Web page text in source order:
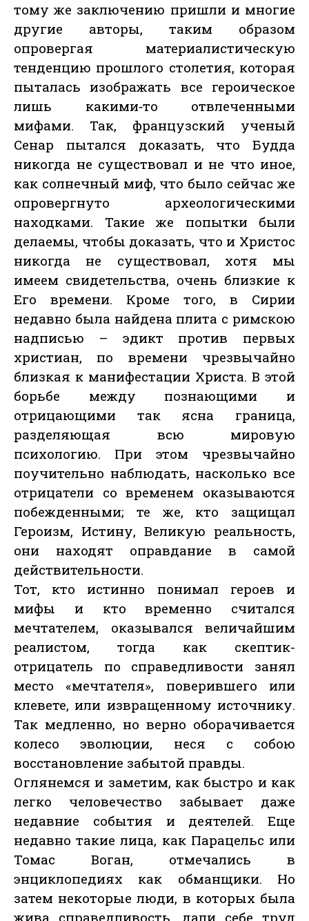
тому же заключению пришли и многие
другие авторы, таким образом
опровергая материалистическую
тенденцию прошлого столетия, которая
пыталась изображать все героическое
лишь какими‑то отвлеченными
мифами. Так, французский ученый
Сенар пытался доказать, что Будда
никогда не существовал и не что иное,
как солнечный миф, что было сейчас же
опровергнуто археологическими
находками. Такие же попытки были
делаемы, чтобы доказать, что и Христос
никогда не существовал, хотя мы
имеем свидетельства, очень близкие к
Его времени. Кроме того, в Сирии
недавно была найдена плита с римскою
надписью – эдикт против первых
христиан, по времени чрезвычайно
близкая к манифестации Христа. В этой
борьбе между познающими и
отрицающими так ясна граница,
разделяющая всю мировую
психологию. При этом чрезвычайно
поучительно наблюдать, насколько все
отрицатели со временем оказываются
побежденными; те же, кто защищал
Героизм, Истину, Великую реальность,
они находят оправдание в самой
действительности.
Тот, кто истинно понимал героев и
мифы и кто временно считался
мечтателем, оказывался величайшим
реалистом, тогда как скептик-
отрицатель по справедливости занял
место «мечтателя», поверившего или
клевете, или извращенному источнику.
Так медленно, но верно оборачивается
колесо эволюции, неся с собою
восстановление забытой правды.
Оглянемся и заметим, как быстро и как
легко человечество забывает даже
недавние события и деятелей. Еще
недавно такие лица, как Парацельс или
Томас Воган, отмечались в
энциклопедиях как обманщики. Но
затем некоторые люди, в которых была
жива справедливость, дали себе труд